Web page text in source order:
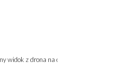
widok z drona na centrum nowoczesnej